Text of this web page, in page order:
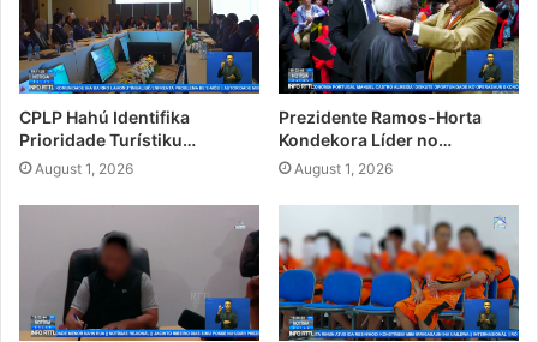
CPLP Hahú Identifika
Prioridade Turístiku…
August 1, 2026
Prezidente Ramos-Horta
Kondekora Líder no…
August 1, 2026